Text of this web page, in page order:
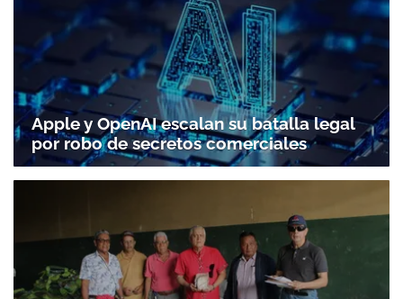
Apple y OpenAI escalan su batalla legal
por robo de secretos comerciales